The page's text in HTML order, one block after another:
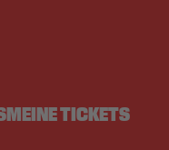
MEINE TICKETS